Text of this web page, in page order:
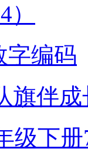
字编码
旗伴成
级下册